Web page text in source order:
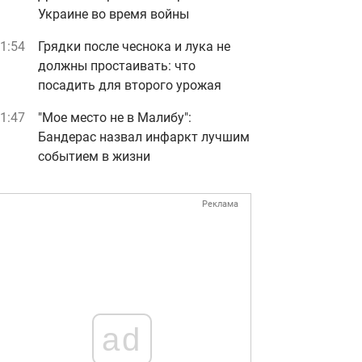
Украине во время войны
Грядки после чеснока и лука не
должны простаивать: что
посадить для второго урожая
"Мое место не в Малибу":
Бандерас назвал инфаркт лучшим
событием в жизни
Реклама
ad